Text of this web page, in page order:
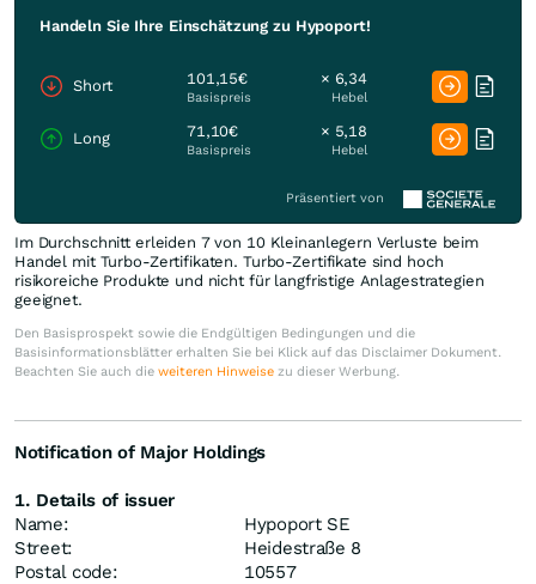
Handeln Sie Ihre Einschätzung zu Hypoport!
Short 101,15€
Basispreis
× 6,34
Hebel
Long 71,10€
Basispreis
× 5,18
Hebel
Präsentiert von
Im Durchschnitt erleiden 7 von 10 Kleinanlegern Verluste beim
Handel mit Turbo-Zertifikaten. Turbo-Zertifikate sind hoch
risikoreiche Produkte und nicht für langfristige Anlagestrategien
geeignet.
Den Basisprospekt sowie die Endgültigen Bedingungen und die
Basisinformationsblätter erhalten Sie bei Klick auf das Disclaimer Dokument.
Beachten Sie auch die weiteren Hinweise zu dieser Werbung.
Notification of Major Holdings
1. Details of issuer
Name:
Hypoport SE
Street:
Heidestraße 8
Postal code:
10557